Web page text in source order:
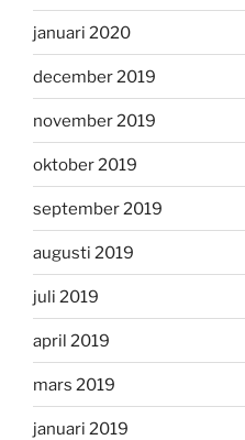
januari 2020
december 2019
november 2019
oktober 2019
september 2019
augusti 2019
juli 2019
april 2019
mars 2019
januari 2019